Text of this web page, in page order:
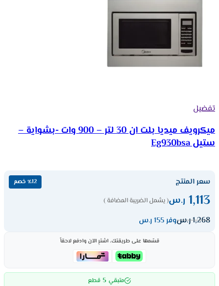
تفضيل
ميكرويف ميديا بلت ان 30 لتر – 900 وات -بشواية –
ستيل Eg930bsa
سعر المنتج ٪12 خصم
1,113 ر.س( يشمل الضريبة المضافة )
1,268ر.سوفر 155 ر.س
قسّمها على طريقتك، اشترِ الآن وادفع لاحقاً
متبقي 5 قطع